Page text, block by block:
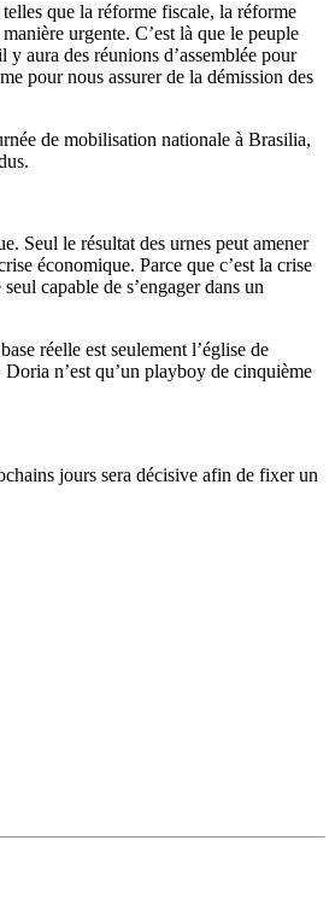
que la réforme fiscale, la réforme
urgente. C’est là que le peuple
aura des réunions d’assemblée pour
pour nous assurer de la démission des
de mobilisation nationale à Brasilia,
Seul le résultat des urnes peut amener
économique. Parce que c’est la crise
capable de s’engager dans un
réelle est seulement l’église de
n’est qu’un playboy de cinquième
jours sera décisive afin de fixer un